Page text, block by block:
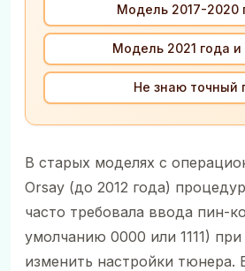
Модель 2017-2020
Модель 2021 года и
Не знаю точный
В старых моделях с
Orsay (до 2012 года)
часто требовала ввода пин-
умолчанию 0000 или 1111)
изменить настройки тюнера.